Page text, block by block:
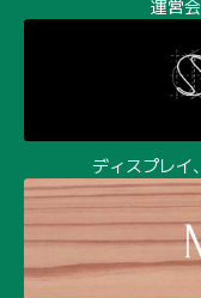
運営
ディスプレイ